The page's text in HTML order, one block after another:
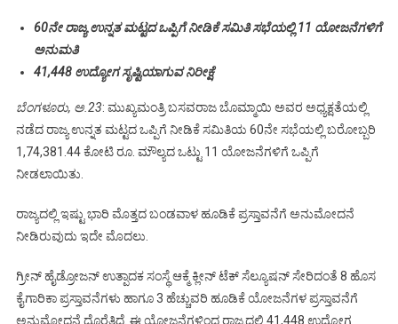
60ನೇ ರಾಜ್ಯ ಉನ್ನತ ಮಟ್ಟದ ಒಪ್ಪಿಗೆ ನೀಡಿಕೆ ಸಮಿತಿ ಸಭೆಯಲ್ಲಿ 11 ಯೋಜನೆಗಳಿಗೆ
ಅನುಮತಿ
41,448 ಉದ್ಯೋಗ ಸೃಷ್ಟಿಯಾಗುವ ನಿರೀಕ್ಷೆ
ಬೆಂಗಳೂರು, ಅ.23: ಮುಖ್ಯಮಂತ್ರಿ ಬಸವರಾಜ ಬೊಮ್ಮಾಯಿ ಅವರ ಅಧ್ಯಕ್ಷತೆಯಲ್ಲಿ
ನಡೆದ ರಾಜ್ಯ ಉನ್ನತ ಮಟ್ಟದ ಒಪ್ಪಿಗೆ ನೀಡಿಕೆ ಸಮಿತಿಯ 60ನೇ ಸಭೆಯಲ್ಲಿ ಬರೋಬ್ಬರಿ
1,74,381.44 ಕೋಟಿ ರೂ. ಮೌಲ್ಯದ ಒಟ್ಟು 11 ಯೋಜನೆಗಳಿಗೆ ಒಪ್ಪಿಗೆ
ನೀಡಲಾಯಿತು.
ರಾಜ್ಯದಲ್ಲಿ ಇಷ್ಟು ಭಾರಿ ಮೊತ್ತದ ಬಂಡವಾಳ ಹೂಡಿಕೆ ಪ್ರಸ್ತಾವನೆಗೆ ಅನುಮೋದನೆ
ನೀಡಿರುವುದು ಇದೇ ಮೊದಲು.
ಗ್ರೀನ್‌ ಹೈಡ್ರೋಜನ್‌ ಉತ್ಪಾದಕ ಸಂಸ್ಥೆ ಆಕ್ಮೆ ಕ್ಲೀನ್‌ ಟೆಕ್‌ ಸೆಲ್ಯೂಷನ್‌ ಸೇರಿದಂತೆ 8 ಹೊಸ
ಕೈಗಾರಿಕಾ ಪ್ರಸ್ತಾವನೆಗಳು ಹಾಗೂ 3 ಹೆಚ್ಚುವರಿ ಹೂಡಿಕೆ ಯೋಜನೆಗಳ ಪ್ರಸ್ತಾವನೆಗೆ
ಅನುಮೋದನೆ ದೊರೆತಿದೆ. ಈ ಯೋಜನೆಗಳಿಂದ ರಾಜ್ಯದಲ್ಲಿ 41,448 ಉದ್ಯೋಗ